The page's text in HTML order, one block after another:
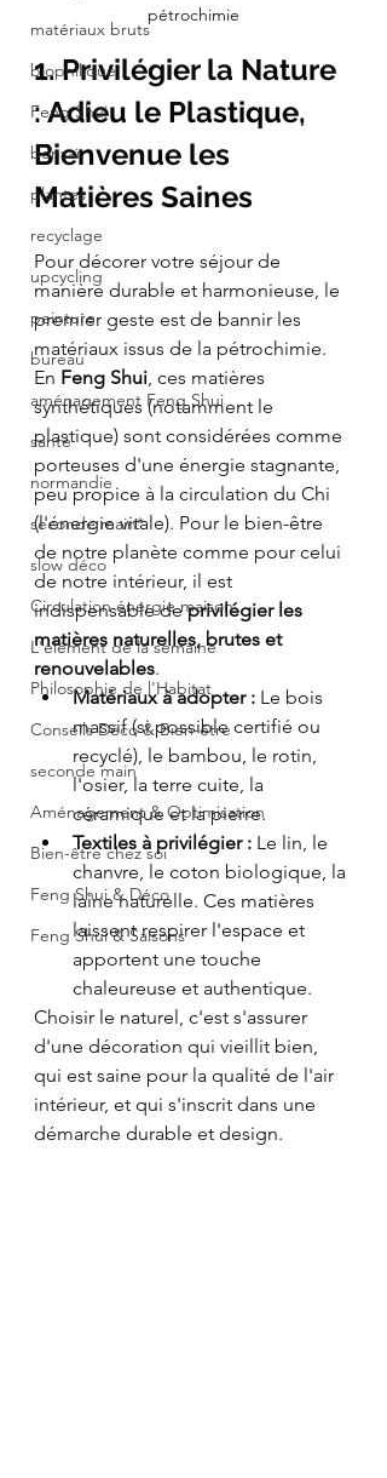
matériaux bruts
biophilique
Feng Shui
bonsaï
plantes
recyclage
upcycling
peinture
bureau
aménagement Feng Shui
santé
normandie
seconde main*
slow déco
Circulation énergie maison
L'élément de la semaine
Philosophie de l'Habitat
Conseils Déco & Bien-être
seconde main
Aménagement & Optimisation
Bien-être chez soi
Feng Shui & Déco
Feng Shui & Saisons
pétrochimie
1. Privilégier la Nature
: Adieu le Plastique,
Bienvenue les
Matières Saines
Pour décorer votre séjour de
manière durable et harmonieuse, le
premier geste est de bannir les
matériaux issus de la pétrochimie.
En Feng Shui , ces matières
synthétiques (notamment le
plastique) sont considérées comme
porteuses d'une énergie stagnante,
peu propice à la circulation du Chi
(l'énergie vitale). Pour le bien-être
de notre planète comme pour celui
de notre intérieur, il est
indispensable de privilégier les
matières naturelles, brutes et
renouvelables.
Matériaux à adopter : Le bois
massif (si possible certifié ou
recyclé), le bambou, le rotin,
l'osier, la terre cuite, la
céramique et la pierre.
Textiles à privilégier : Le lin, le
chanvre, le coton biologique, la
laine naturelle. Ces matières
laissent respirer l'espace et
apportent une touche
chaleureuse et authentique.
Choisir le naturel, c'est s'assurer
d'une décoration qui vieillit bien,
qui est saine pour la qualité de l'air
intérieur, et qui s'inscrit dans une
démarche durable et design.